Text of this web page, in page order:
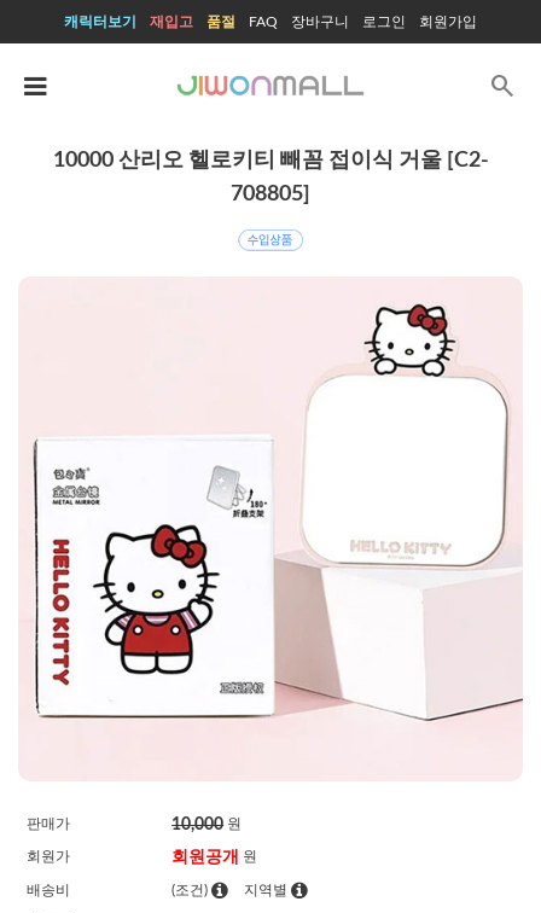
캐릭터보기 재입고 품절 FAQ 장바구니 로그인 회원가입
search
10000 산리오 헬로키티 빼꼼 접이식 거울 [C2-
708805]
판매가 10,000원
회원가 회원공개 원
배송비 (조건) 지역별